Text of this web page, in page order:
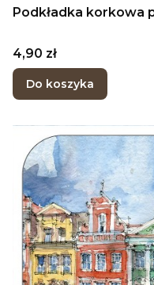
Podkładka korkowa
Cena
4,90 zł
Do koszyka